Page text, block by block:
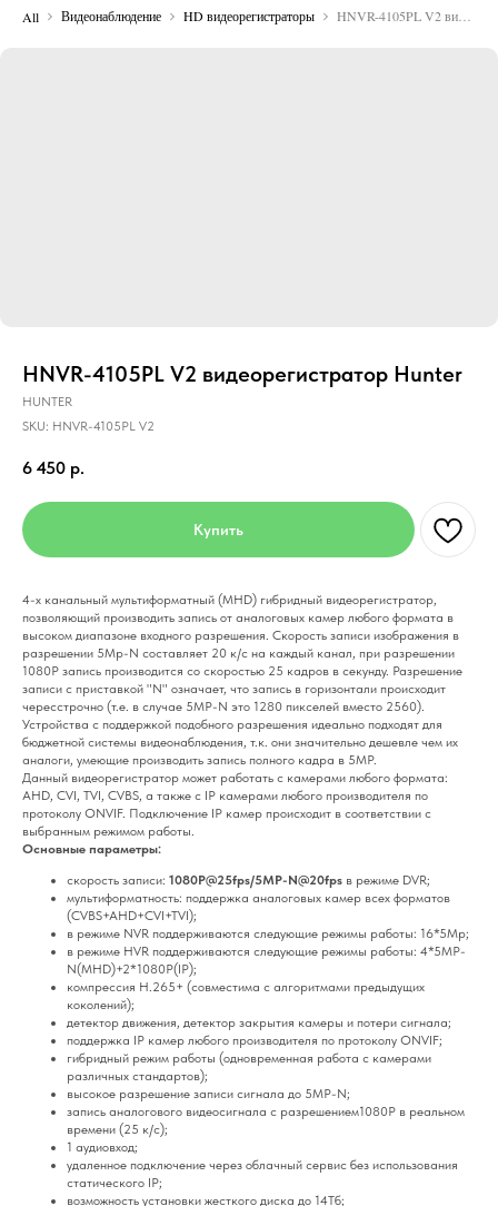
All Видеонаблюдение HD видеорегистраторы
HNVR-4105PL V2 видеорегистратор Hunter
HUNTER
SKU: HNVR-4105PL V2
6 450 р.
Купить
4-х канальный мультиформатный (MHD) гибридный видеорегистратор,
позволяющий производить запись от аналоговых камер любого формата в
высоком диапазоне входного разрешения. Скорость записи изображения в
разрешении 5Mp-N составляет 20 к/с на каждый канал, при разрешении
1080P запись производится со скоростью 25 кадров в секунду. Разрешение
записи с приставкой "N" означает, что запись в горизонтали происходит
чересстрочно (т.е. в случае 5MP-N это 1280 пикселей вместо 2560).
Устройства с поддержкой подобного разрешения идеально подходят для
бюджетной системы видеонаблюдения, т.к. они значительно дешевле чем их
аналоги, умеющие производить запись полного кадра в 5MP.
Данный видеорегистратор может работать с камерами любого формата:
AHD, CVI, TVI, CVBS, а также с IP камерами любого производителя по
протоколу ONVIF. Подключение IP камер происходит в соответствии с
выбранным режимом работы.
Основные параметры:
скорость записи: 1080P@25fps/5MP-N@20fps в режиме DVR;
мультиформатность: поддержка аналоговых камер всех форматов
(CVBS+AHD+CVI+TVI);
в режиме NVR поддерживаются следующие режимы работы: 16*5Mp;
в режиме HVR поддерживаются следующие режимы работы: 4*5MP-
N(MHD)+2*1080P(IP);
компрессия H.265+ (совместима с алгоритмами предыдущих
коколений);
детектор движения, детектор закрытия камеры и потери сигнала;
поддержка IP камер любого производителя по протоколу ONVIF;
гибридный режим работы (одновременная работа с камерами
различных стандартов);
высокое разрешение записи сигнала до 5MP-N;
запись аналогового видеосигнала с разрешением1080P в реальном
времени (25 к/с);
1 аудиовход;
удаленное подключение через облачный сервис без использования
статического IP;
возможность установки жесткого диска до 14Тб;